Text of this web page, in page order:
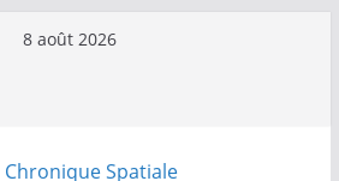
8 août 2026